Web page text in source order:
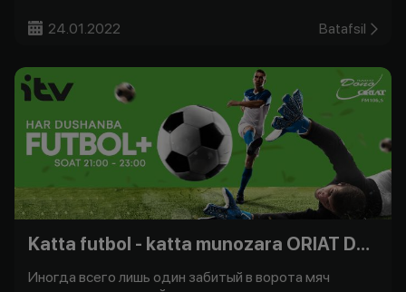
24.01.2022 Batafsil
Katta futbol - katta munozara ORIAT Dono bilan -
Иногда всего лишь один забитый в ворота мяч